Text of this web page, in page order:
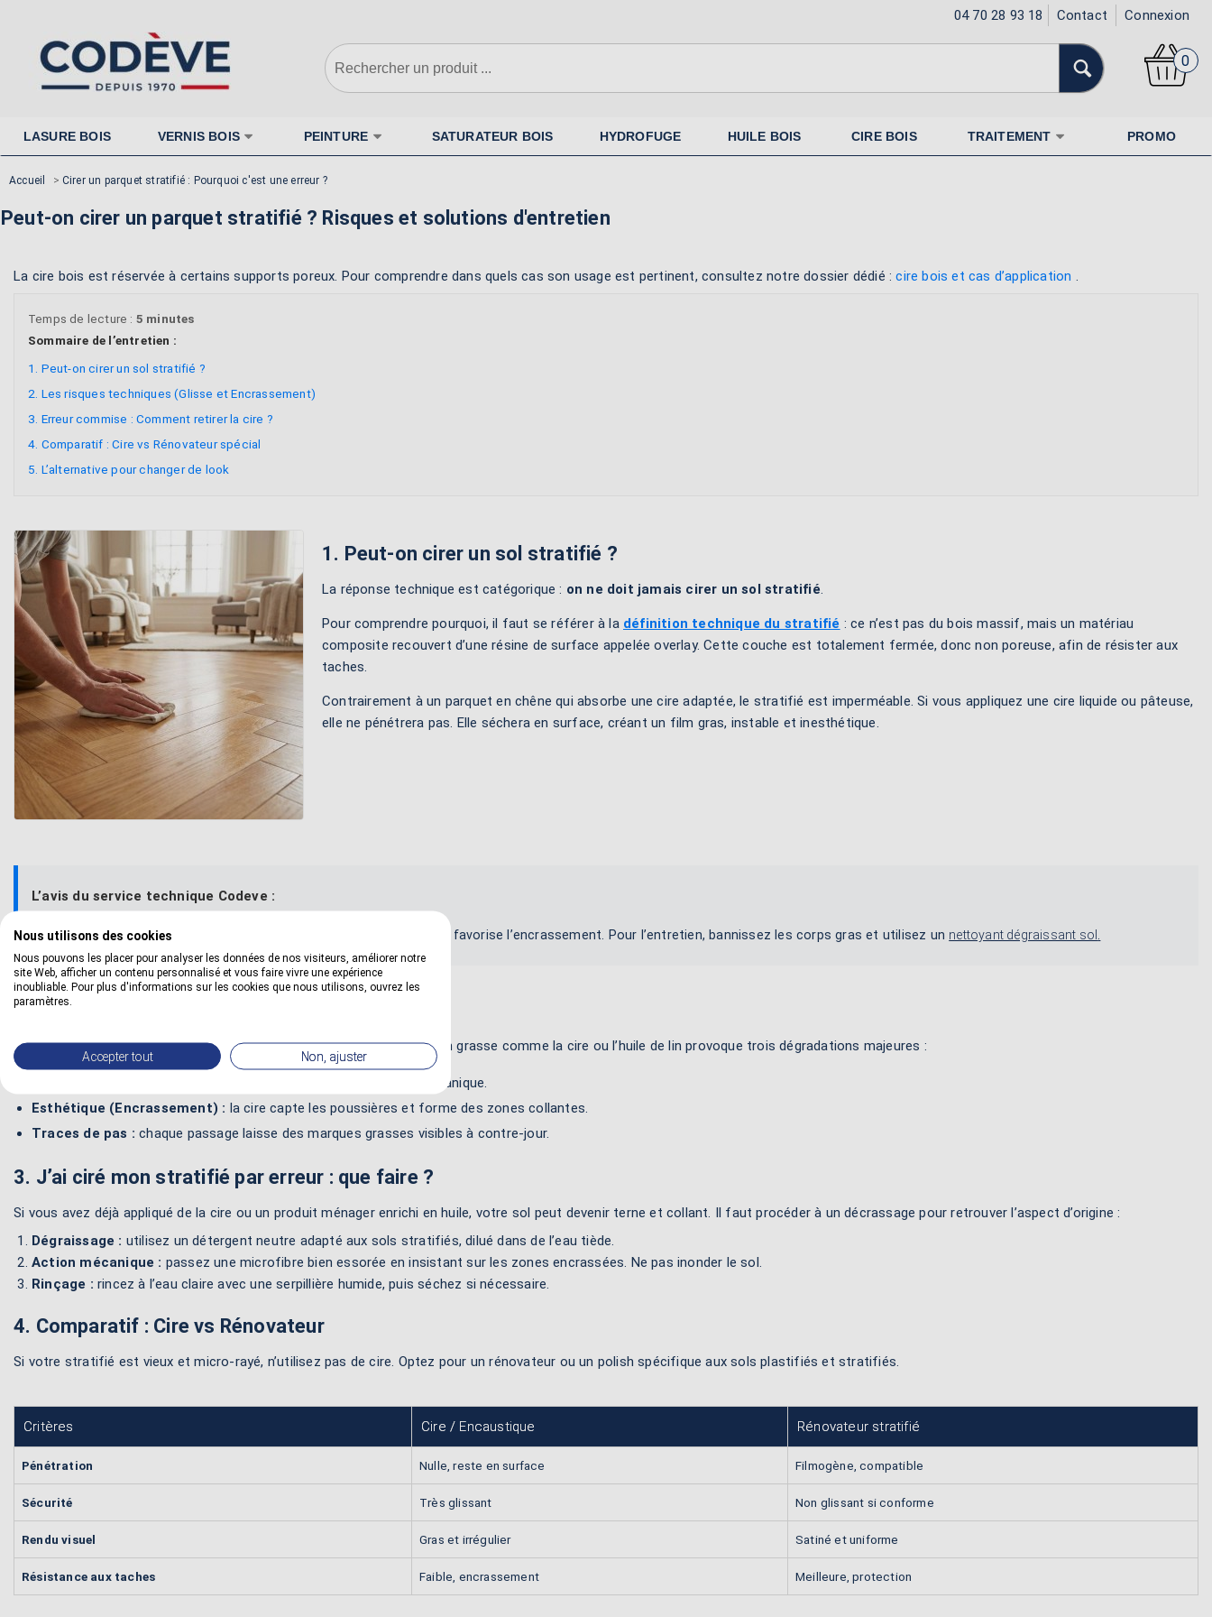
04 70 28 93 18 Contact Connexion
0
LASURE BOIS VERNIS BOIS PEINTURE SATURATEUR BOIS HYDROFUGE HUILE BOIS CIRE BOIS TRAITEMENT PROMO
Accueil > Cirer un parquet stratifié : Pourquoi c'est une erreur ?
Peut-on cirer un parquet stratifié ? Risques et solutions d'entretien
La cire bois est réservée à certains supports poreux. Pour comprendre dans quels cas son usage est pertinent, consultez notre dossier dédié :cire bois et cas d’application .
Temps de lecture : 5 minutes
Sommaire de l’entretien :
1. Peut-on cirer un sol stratifié ?
2. Les risques techniques (Glisse et Encrassement)
3. Erreur commise : Comment retirer la cire ?
4. Comparatif : Cire vs Rénovateur spécial
5. L’alternative pour changer de look
1. Peut-on cirer un sol stratifié ?
La réponse technique est catégorique : on ne doit jamais cirer un sol stratifié.
Pour comprendre pourquoi, il faut se référer à la définition technique du stratifié : ce n’est pas du bois massif, mais un matériau
composite recouvert d’une résine de surface appelée overlay. Cette couche est totalement fermée, donc non poreuse, afin de résister aux
taches.
Contrairement à un parquet en chêne qui absorbe une cire adaptée, le stratifié est imperméable. Si vous appliquez une cire liquide ou pâteuse,
elle ne pénétrera pas. Elle séchera en surface, créant un film gras, instable et inesthétique.
L’avis du service technique Codeve :
L’application de cire sur un stratifié transforme le sol en patinoire et favorise l’encrassement. Pour l’entretien, bannissez les corps gras et utilisez un nettoyant dégraissant sol
2. Pourquoi la cire est-elle incompatible ?
Un sol stratifié est conçu pour être prêt à l’emploi. L’ajout d’une finition grasse comme la cire ou l’huile de lin provoque trois dégradations majeures :
la cire durcit en surface sans accroche mécanique.
Esthétique (Encrassement) : la cire capte les poussières et forme des zones collantes.
Traces de pas : chaque passage laisse des marques grasses visibles à contre-jour.
3. J’ai ciré mon stratifié par erreur : que faire ?
Si vous avez déjà appliqué de la cire ou un produit ménager enrichi en huile, votre sol peut devenir terne et collant. Il faut procéder à un décrassage pour retrouver l’aspect d’origine :
Dégraissage : utilisez un détergent neutre adapté aux sols stratifiés, dilué dans de l’eau tiède.
Action mécanique : passez une microfibre bien essorée en insistant sur les zones encrassées. Ne pas inonder le sol.
Rinçage : rincez à l’eau claire avec une serpillière humide, puis séchez si nécessaire.
4. Comparatif : Cire vs Rénovateur
Si votre stratifié est vieux et micro-rayé, n’utilisez pas de cire. Optez pour un rénovateur ou un polish spécifique aux sols plastifiés et stratifiés.
Critères Cire / Encaustique Rénovateur stratifié
Pénétration Nulle, reste en surface Filmogène, compatible
Sécurité Très glissant Non glissant si conforme
Rendu visuel Gras et irrégulier Satiné et uniforme
Résistance aux taches Faible, encrassement Meilleure, protection
Nous utilisons des cookies
Nous pouvons les placer pour analyser les données de nos visiteurs, améliorer notre
site Web, afficher un contenu personnalisé et vous faire vivre une expérience
inoubliable. Pour plus d'informations sur les cookies que nous utilisons, ouvrez les
paramètres.
Accepter tout Non, ajuster